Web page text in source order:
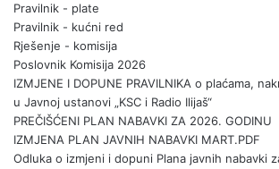
Pravilnik - plate
Pravilnik - kućni red
Rješenje - komisija
Poslovnik Komisija 2026
IZMJENE I DOPUNE PRAVILNIKA o plaćama,
u Javnoj ustanovi „KSC i Radio Ilijaš“
PREČIŠĆENI PLAN NABAVKI ZA 2026. GODINU
IZMJENA PLAN JAVNIH NABAVKI MART.PDF
Odluka o izmjeni i dopuni Plana javnih nabavki